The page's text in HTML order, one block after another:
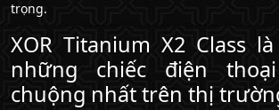
trọng.
XOR Titanium X2 Class
những chiếc điện
chuộng nhất trên thị